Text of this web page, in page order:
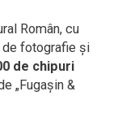
Român, cu
fotografie şi
de chipuri
„Fugaşin &